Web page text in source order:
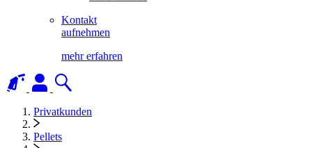
Kontakt
aufnehmen
mehr erfahren
Privatkunden
Pellets